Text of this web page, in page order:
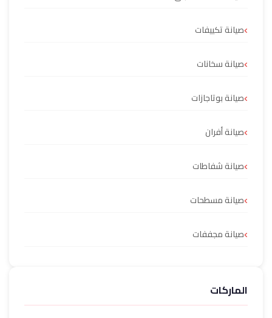
صيانة تكييفات
صيانة سخانات
صيانة بوتاجازات
صيانة أفران
صيانة شفاطات
صيانة مسطحات
صيانة مجففات
الماركات